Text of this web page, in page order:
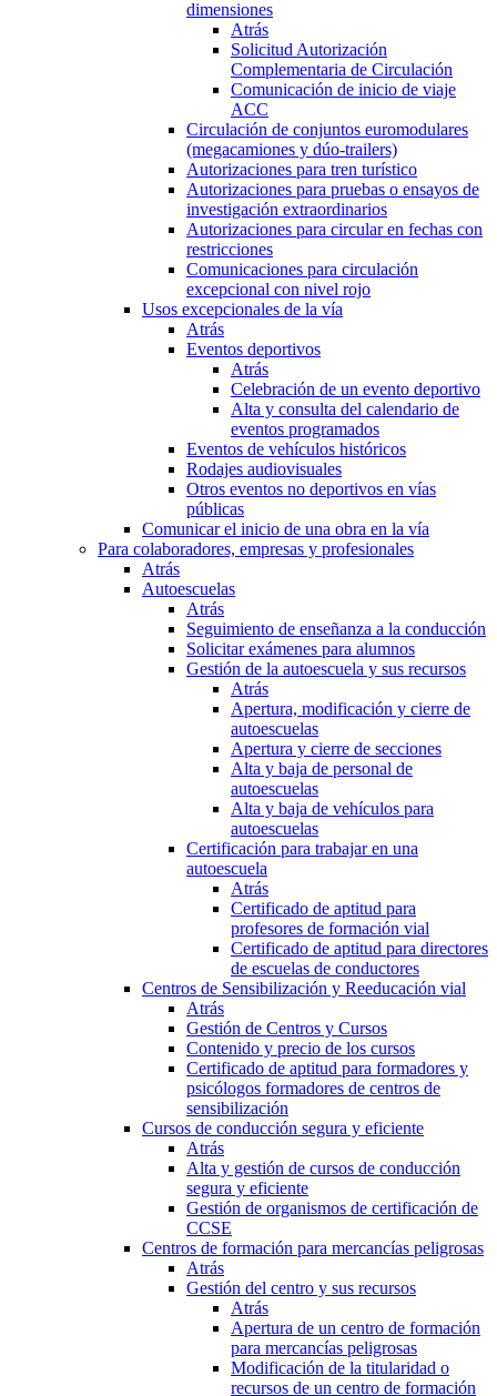
dimensiones
Atrás
Solicitud Autorización
Complementaria de Circulación
Comunicación de inicio de viaje
ACC
Circulación de conjuntos euromodulares
(megacamiones y dúo-trailers)
Autorizaciones para tren turístico
Autorizaciones para pruebas o ensayos de
investigación extraordinarios
Autorizaciones para circular en fechas con
restricciones
Comunicaciones para circulación
excepcional con nivel rojo
Usos excepcionales de la vía
Atrás
Eventos deportivos
Atrás
Celebración de un evento deportivo
Alta y consulta del calendario de
eventos programados
Eventos de vehículos históricos
Rodajes audiovisuales
Otros eventos no deportivos en vías
públicas
Comunicar el inicio de una obra en la vía
Para colaboradores, empresas y profesionales
Atrás
Autoescuelas
Atrás
Seguimiento de enseñanza a la conducción
Solicitar exámenes para alumnos
Gestión de la autoescuela y sus recursos
Atrás
Apertura, modificación y cierre de
autoescuelas
Apertura y cierre de secciones
Alta y baja de personal de
autoescuelas
Alta y baja de vehículos para
autoescuelas
Certificación para trabajar en una
autoescuela
Atrás
Certificado de aptitud para
profesores de formación vial
Certificado de aptitud para directores
de escuelas de conductores
Centros de Sensibilización y Reeducación vial
Atrás
Gestión de Centros y Cursos
Contenido y precio de los cursos
Certificado de aptitud para formadores y
psicólogos formadores de centros de
sensibilización
Cursos de conducción segura y eficiente
Atrás
Alta y gestión de cursos de conducción
segura y eficiente
Gestión de organismos de certificación de
CCSE
Centros de formación para mercancías peligrosas
Atrás
Gestión del centro y sus recursos
Atrás
Apertura de un centro de formación
para mercancías peligrosas
Modificación de la titularidad o
recursos de un centro de formación